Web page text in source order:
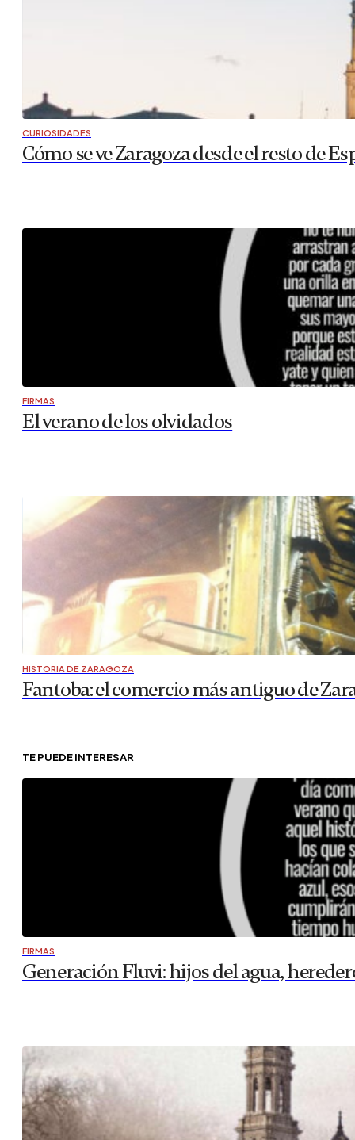
CURIOSIDADES
Cómo se ve Zaragoza desde el resto de
FIRMAS
El verano de los olvidados
HISTORIA DE ZARAGOZA
Fantoba: el comercio más antiguo de
TE PUEDE INTERESAR
FIRMAS
Generación Fluvi: hijos del agua,